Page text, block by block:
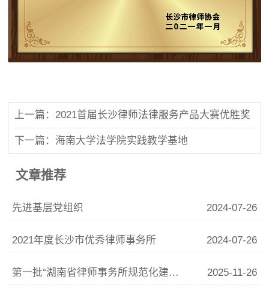
上一篇：2021首届长沙律师法律服务产品大赛优胜奖
下一篇：海南大学法学院实践教学基地
文章推荐
先进基层党组织 2024-07-26
2021年度长沙市优秀律师事务所 2024-07-26
第一批“湖南省律师事务所规范化建设示范所” 2025-11-26